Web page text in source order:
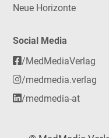
Neue Horizonte
Social Media
/MedMediaVerlag
/medmedia.verlag
/medmedia-at